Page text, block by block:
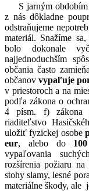
S jarným obdobím
z nás dôkladne
odstraňujeme
materiál. Snažíme
bolo dokonale
najjednoduchším
občania často
občanovvypaľuje
v priestoroch a na
podľa zákona o
4 písm. f) zákona
riaditeľstvo
uložiť fyzickej osobe
eur, alebo do
vypaľovania
rozšírenia požiaru na
stohy slamy, lesné
materiálne škody, ale